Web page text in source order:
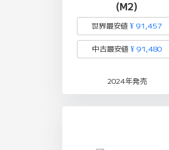
(M2)
世界最安値 ¥ 91,457
中古最安値 ¥ 91,480
2024年発売